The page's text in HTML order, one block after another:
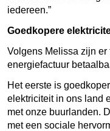
iedereen.”
Goedkopere
Volgens Melissa zijn
energiefactuur
Het eerste is
elektriciteit in ons land
met onze buurlanden.
met een sociale